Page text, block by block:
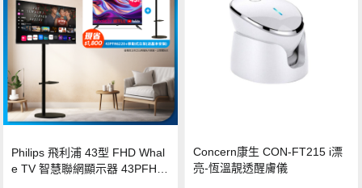
Philips 飛利浦 43型 FHD Whal
e TV 智慧聯網顯示器 43PFH6
Concern康生 CON-FT215 i漂
亮-恆溫靚透醒膚儀